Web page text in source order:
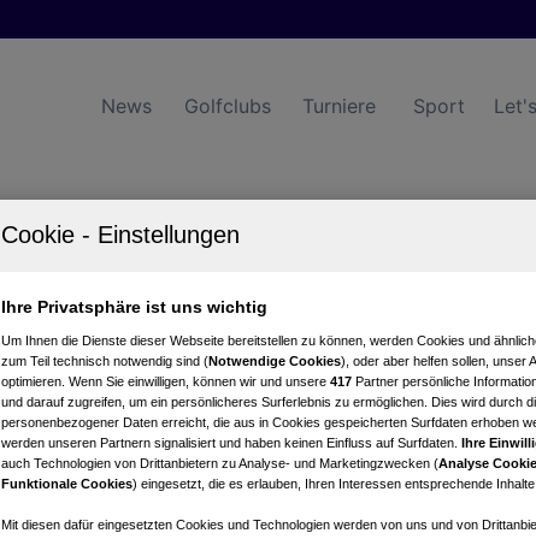
News Golfclubs Turniere Sport
> GC Radstadt
Ihre Privatsphäre ist uns wichtig
Um Ihnen die Dienste dieser Webseite bereitstellen zu können, werden Cookies und
zum Teil technisch notwendig sind (Notwendige Cookies), oder aber helfen sollen, unser
optimieren. Wenn Sie einwilligen, können wir und unsere 417 Partner persönliche
und darauf zugreifen, um ein persönlicheres Surferlebnis zu ermöglichen. Dies wird durch
personenbezogener Daten erreicht, die aus in Cookies gespeicherten Surfdaten erhoben
werden unseren Partnern signalisiert und haben keinen Einfluss auf Surfdaten. Ihre
auch Technologien von Drittanbietern zu Analyse- und Marketingzwecken (Analyse
Funktionale Cookies) eingesetzt, die es erlauben, Ihren Interessen entsprechende Inhalte
Mit diesen dafür eingesetzten Cookies und Technologien werden von uns und von